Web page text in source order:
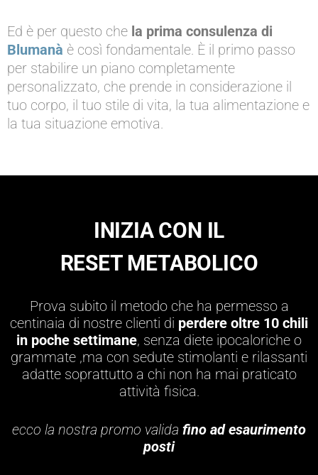
Ed è per questo che la prima consulenza di
Blumanà è così fondamentale. È il primo passo
per stabilire un piano completamente
personalizzato, che prende in considerazione il
tuo corpo, il tuo stile di vita, la tua alimentazione e
la tua situazione emotiva.
INIZIA CON IL
RESET METABOLICO
Prova subito il metodo che ha permesso a
centinaia di nostre clienti di perdere oltre 10 chili
in poche settimane, senza diete ipocaloriche o
grammate ,ma con sedute stimolanti e rilassanti
adatte soprattutto a chi non ha mai praticato
attività fisica.
ecco la nostra promo valida fino ad esaurimento
posti